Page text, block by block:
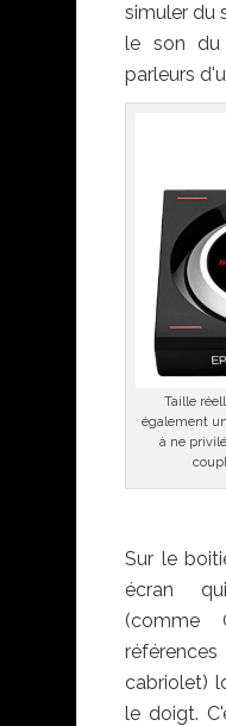
simuler du
le son du
parleurs
Taille
également
à ne
Sur le
écran
(comme
cabriolet)
le doigt.